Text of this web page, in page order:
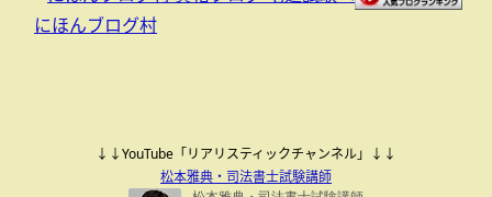
にほんブログ村
↓↓YouTube「リアリスティックチャンネル」↓↓
松本雅典・司法書士試験講師